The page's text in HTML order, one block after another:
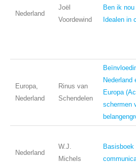
Nederland
Joël
Voordewind
Ben ik
Idealen in
Europa,
Nederland
Rinus van
Schendelen
Nederland
Europa
schermen
Nederland
W.J.
Michels
Basisboek